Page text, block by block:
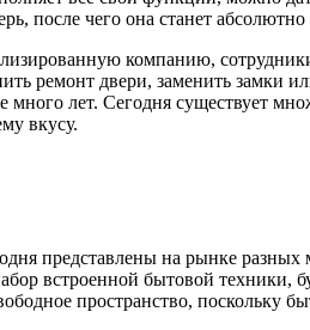
после чего она станет
компанию,
ремонт двери, заменить замки
лет. Сегодня существует
вкусу.
представлены на рынке
встроенной бытовой техники,
пространство, поскольку